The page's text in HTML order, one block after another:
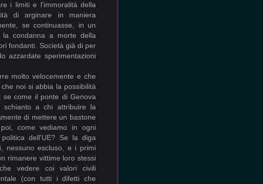
i limiti e l'immoralità della
di arginare in maniera
se continuasse, in un
la condanna a morte della
fondanti. Società già di per
azzardate sperimentazioni
molto velocemente e che
noi si abbia la possibilità
se come il ponte di Genova
schianto a chi attribuire la
di mettere un bastone
come vediamo in ogni
dell'UE? Se la diga
nessuno escluso, e i primi
rimanere vittime loro stessi
vedere coi valori civili
(con tutti i difetti che